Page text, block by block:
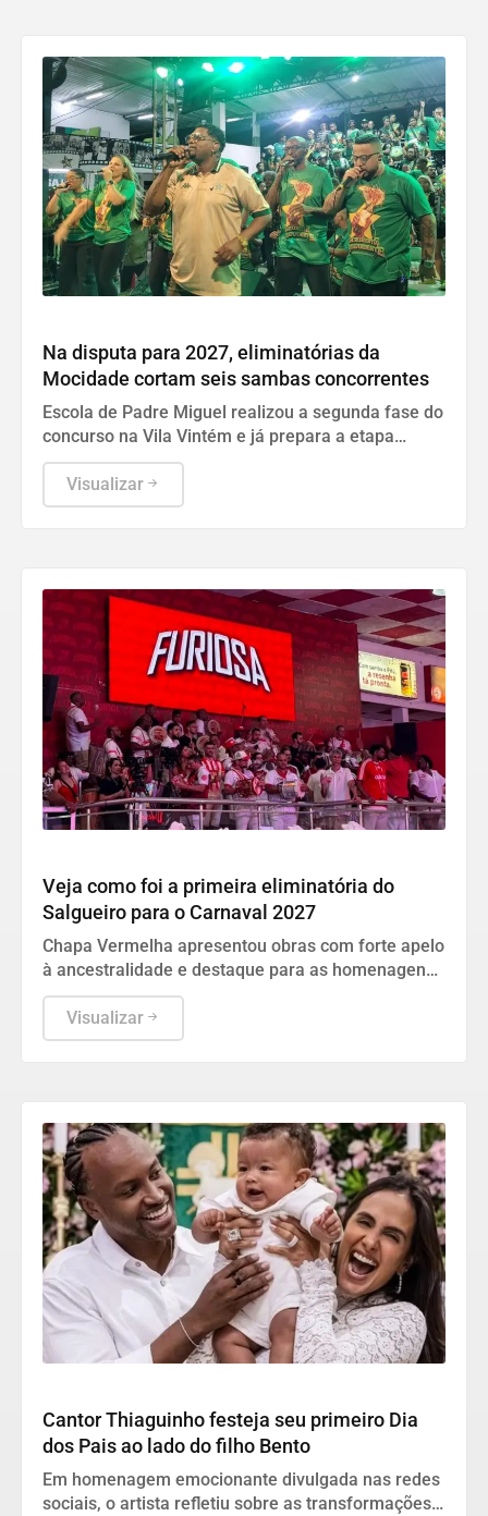
Na disputa para 2027, eliminatórias da
Mocidade cortam seis sambas concorrentes
Escola de Padre Miguel realizou a segunda fase do
concurso na Vila Vintém e já prepara a etapa
seguinte para o próximo domingo.
Visualizar
Veja como foi a primeira eliminatória do
Salgueiro para o Carnaval 2027
Chapa Vermelha apresentou obras com forte apelo
à ancestralidade e destaque para as homenagens
a Xica da Silva na quadra da escola no Andaraí.
Visualizar
Cantor Thiaguinho festeja seu primeiro Dia
dos Pais ao lado do filho Bento
Em homenagem emocionante divulgada nas redes
sociais, o artista refletiu sobre as transformações